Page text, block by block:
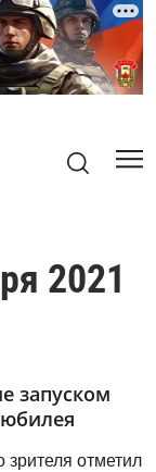
2021
запуском
зрителя отметил